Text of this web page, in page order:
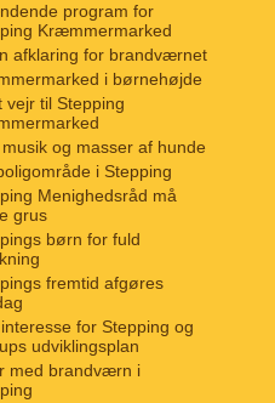
program for
Kræmmermarked
afklaring for brandværnet
i børnehøjde
vejr til Stepping
musik og masser af hunde
i Stepping
Menighedsråd må
grus
børn for fuld
fremtid afgøres
for Stepping og
udviklingsplan
med brandværn i